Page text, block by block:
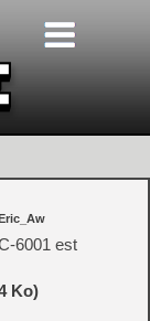
6001 est
Ko)